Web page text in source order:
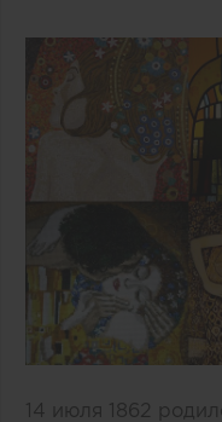
14 июля 1862